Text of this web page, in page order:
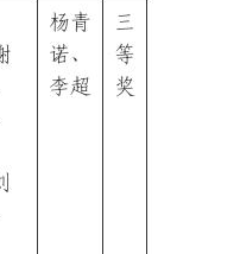
杨青
诺、
李超
三
等
奖